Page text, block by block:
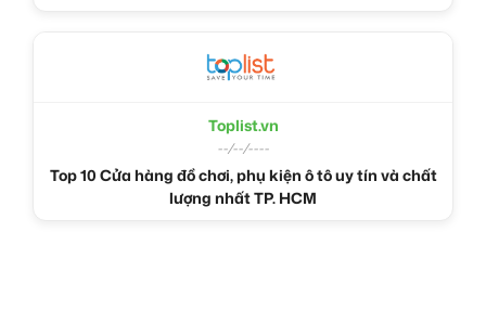
Toplist.vn
--/--/----
Top 10 Cửa hàng đồ chơi, phụ kiện ô tô uy tín và chất
lượng nhất TP. HCM